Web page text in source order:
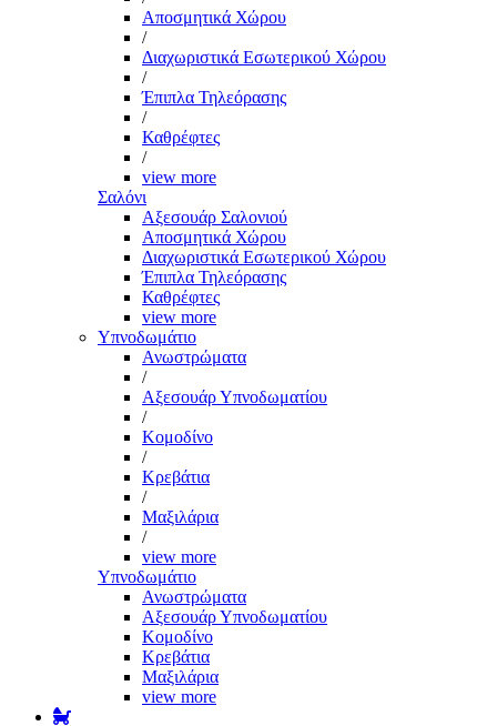
Αποσμητικά Χώρου
/
Διαχωριστικά Εσωτερικού Χώρου
/
Έπιπλα Τηλεόρασης
/
Καθρέφτες
/
view more
Σαλόνι
Αξεσουάρ Σαλονιού
Αποσμητικά Χώρου
Διαχωριστικά Εσωτερικού Χώρου
Έπιπλα Τηλεόρασης
Καθρέφτες
view more
Υπνοδωμάτιο
Ανωστρώματα
/
Αξεσουάρ Υπνοδωματίου
/
Κομοδίνο
/
Κρεβάτια
/
Μαξιλάρια
/
view more
Υπνοδωμάτιο
Ανωστρώματα
Αξεσουάρ Υπνοδωματίου
Κομοδίνο
Κρεβάτια
Μαξιλάρια
view more